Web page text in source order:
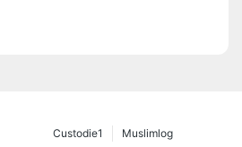
Muslimlog
Custodie1